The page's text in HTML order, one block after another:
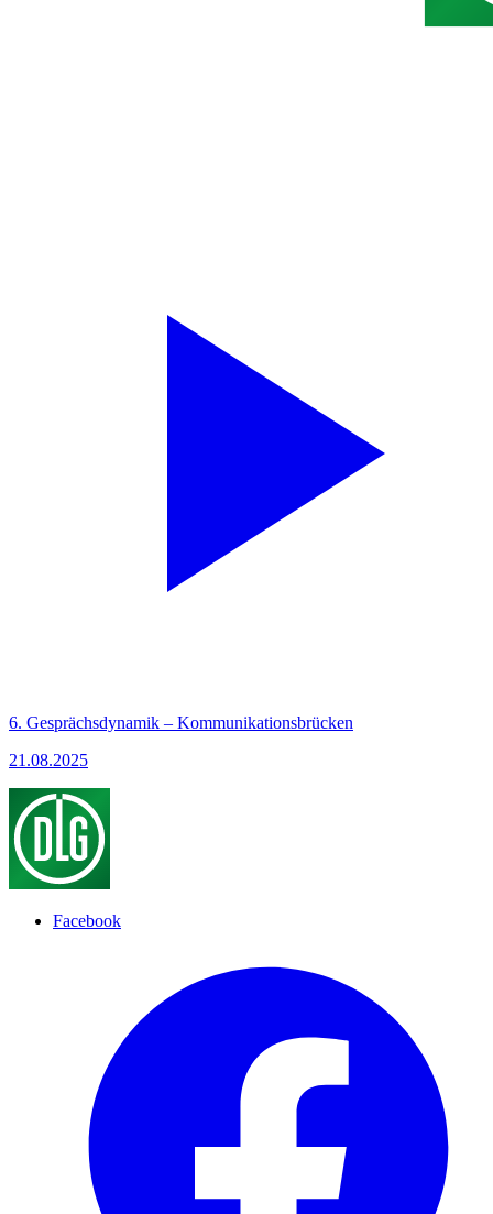
6. Gesprächsdynamik – Kommunikationsbrücken
21.08.2025
Facebook